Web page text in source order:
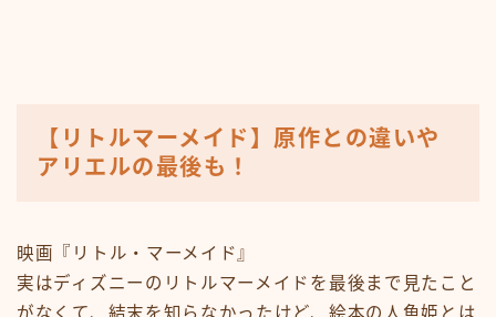
【リトルマーメイド】原作との違いや
アリエルの最後も！
映画『リトル・マーメイド』
実はディズニーのリトルマーメイドを最後まで見たこと